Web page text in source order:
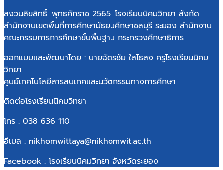
สงวนลิขสิทธิ์. พุทธศักราช 2565. โรงเรียนนิคมวิทยา สังกัด
สำนักงานเขตพื้นที่การศึกษามัธยมศึกษาชลบุรี ระยอง สำนักงาน
คณะกรรมการการศึกษาขั้นพื้นฐาน กระทรวงศึกษาธิการ
ออกแบบและพัฒนาโดย : นายฉัตรชัย ใสไธสง ครูโรงเรียนนิคม
วิทยา
ศูนย์เทคโนโลยีสารสนเทศและนวัตกรรมทางการศึกษา
ติดต่อโรงเรียนนิคมวิทยา
โทร : 038 636 110
อีเมล : nikhomwittaya@nikhomwit.ac.th
Facebook : โรงเรียนนิคมวิทยา จังหวัดระยอง